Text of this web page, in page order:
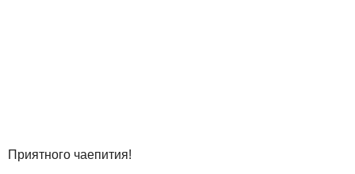
Приятного чаепития!